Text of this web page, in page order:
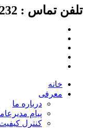
تماس : 04132447232
خانه
معرفی
درباره ما
پیام مدیرعامل
کنترل کیفیت